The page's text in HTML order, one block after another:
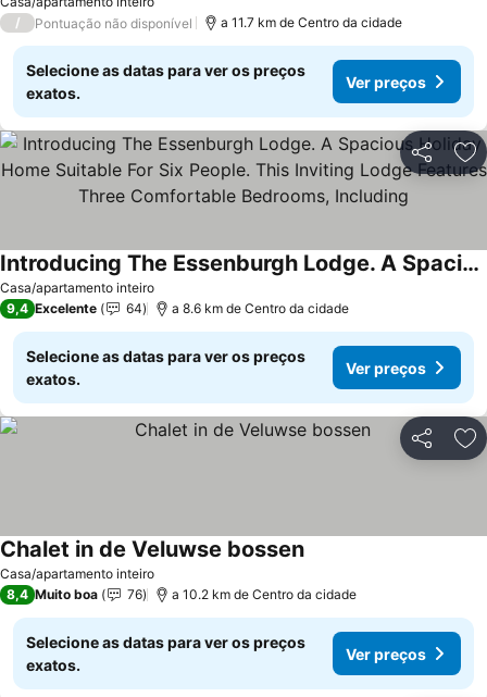
/
Pontuação não disponível a 11.7 km de Centro da cidade
Selecione as datas para ver os preços
exatos.
Ver preços
Partilhar
Casa/apartamento inteiro
Introducing The Essenburgh Lodge. A Spacious Holiday Home Suitable For Six People. This Inviting Lodge Features Three Comfortable Bedrooms, Including
9,4 Excelente 64 a 8.6 km de Centro da cidade
Selecione as datas para ver os preços
exatos.
Ver preços
Partilhar
Casa/apartamento inteiro
Chalet in de Veluwse bossen
8,4 Muito boa 76 a 10.2 km de Centro da cidade
Selecione as datas para ver os preços
exatos.
Ver preços